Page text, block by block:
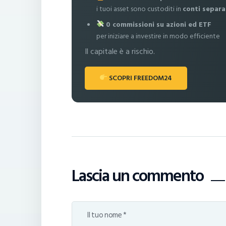
i tuoi asset sono custoditi in conti
0 commissioni su azioni ed ETF
per iniziare a investire in modo efficiente
Il capitale è a rischio.
SCOPRI FREEDOM24
Lascia un commento